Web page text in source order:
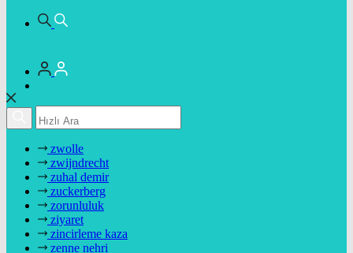
zwolle
zwijndrecht
zuhal demir
zuckerberg
zorunluluk
ziyaret
zincirleme kaza
zenne nehri